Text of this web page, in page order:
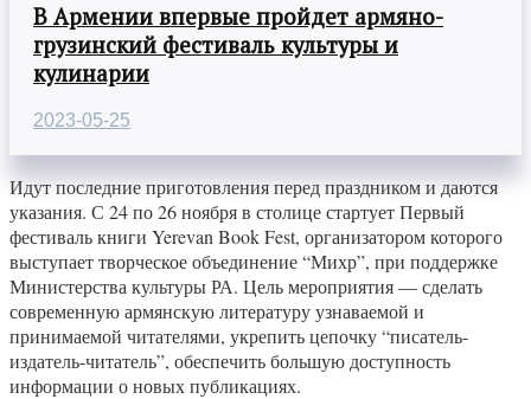
В Армении впервые пройдет армяно-
грузинский фестиваль культуры и
кулинарии
2023-05-25
Идут последние приготовления перед праздником и даются
указания. С 24 по 26 ноября в столице стартует Первый
фестиваль книги Yerevan Book Fest, организатором которого
выступает творческое объединение “Михр”, при поддержке
Министерства культуры РА. Цель мероприятия — сделать
современную армянскую литературу узнаваемой и
принимаемой читателями, укрепить цепочку “писатель-
издатель-читатель”, обеспечить большую доступность
информации о новых публикациях.